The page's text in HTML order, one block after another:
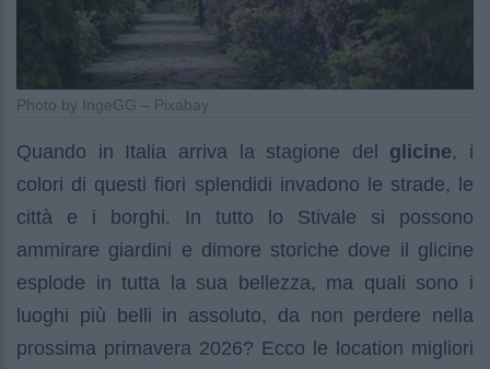
Photo by IngeGG – Pixabay
Quando in Italia arriva la stagione del glicine, i
colori di questi fiori splendidi invadono le strade, le
città e i borghi. In tutto lo Stivale si possono
ammirare giardini e dimore storiche dove il glicine
esplode in tutta la sua bellezza, ma quali sono i
luoghi più belli in assoluto, da non perdere nella
prossima primavera 2026? Ecco le location migliori